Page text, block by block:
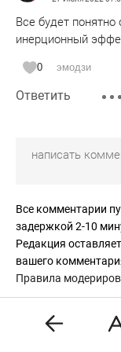
Все будет
инерционный
0 эмодзи
Ответить
Все комментарии
задержкой 2-10
Редакция
вашего
Правила